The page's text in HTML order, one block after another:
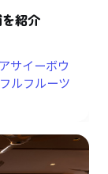
紹介
サイーボウ
ルフルーツ